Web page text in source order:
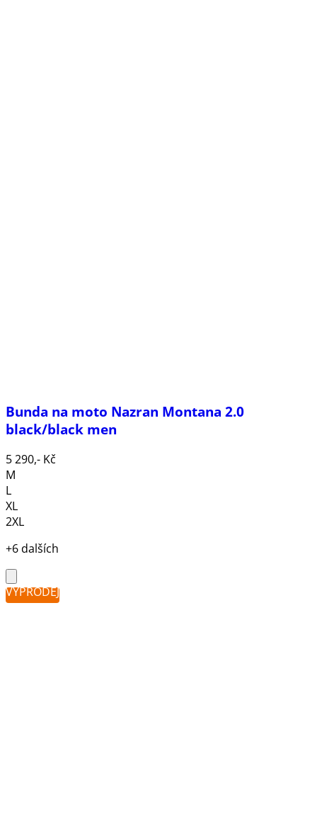
Bunda na moto Nazran Montana 2.0
black/black men
5 290,- Kč
M
L
XL
2XL
+6 dalších
VÝPRODEJ